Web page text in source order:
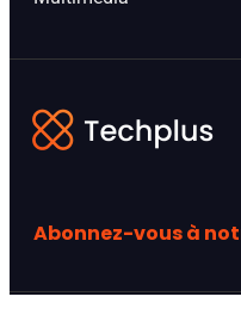
Abonnez-vous à